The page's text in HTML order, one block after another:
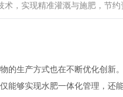
术，实现精准灌溉与施肥，节
的生产方式也在不断优化创
能够实现水肥一体化管理，还